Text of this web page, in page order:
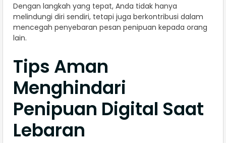
Dengan langkah yang tepat, Anda tidak hanya
melindungi diri sendiri, tetapi juga berkontribusi dalam
mencegah penyebaran pesan penipuan kepada orang
lain.
Tips Aman
Menghindari
Penipuan Digital Saat
Lebaran